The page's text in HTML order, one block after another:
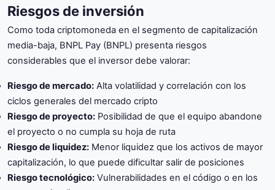
Riesgos de inversión
Como toda criptomoneda en el segmento de capitalización
media-baja, BNPL Pay (BNPL) presenta riesgos
considerables que el inversor debe valorar:
Riesgo de mercado: Alta volatilidad y correlación con los
ciclos generales del mercado cripto
Riesgo de proyecto: Posibilidad de que el equipo abandone
el proyecto o no cumpla su hoja de ruta
Riesgo de liquidez: Menor liquidez que los activos de mayor
capitalización, lo que puede dificultar salir de posiciones
Riesgo tecnológico: Vulnerabilidades en el código o en los